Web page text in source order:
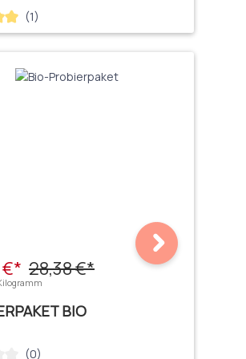
Bewertung von 5 von 5 Sternen
(1)
28,38 €*
BIO
Bewertung von 0 von 5 Sternen
(0)